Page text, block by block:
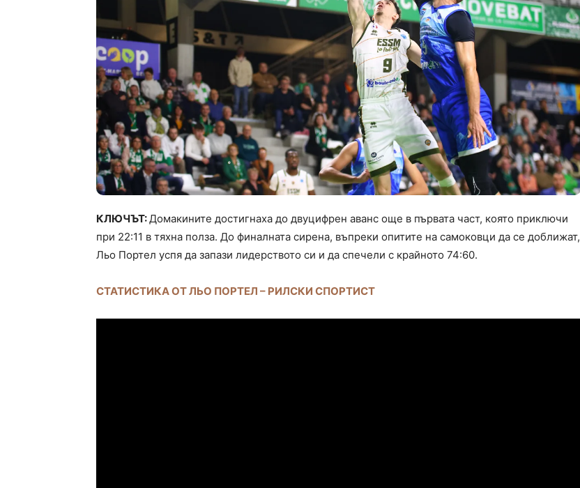
КЛЮЧЪТ:Домакините достигнаха до двуцифрен аванс още в първата част, която приключи
при 22:11 в тяхна полза. До финалната сирена, въпреки опитите на самоковци да се доближат,
Льо Портел успя да запази лидерството си и да спечели с крайното 74:60.
СТАТИСТИКА ОТ ЛЬО ПОРТЕЛ – РИЛСКИ СПОРТИСТ